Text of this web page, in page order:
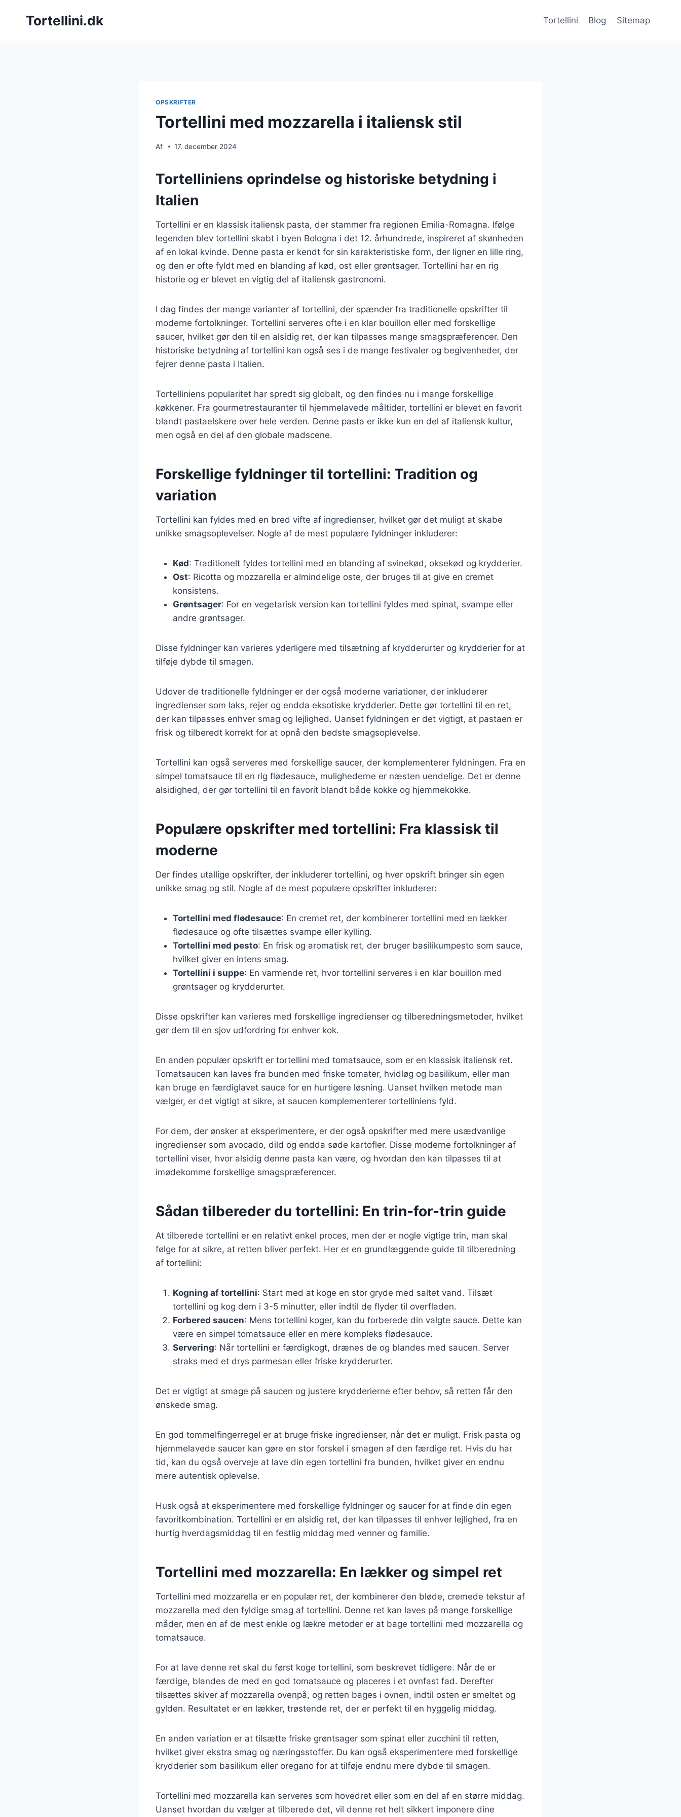
Tortellini.dk Tortellini Blog Sitemap
OPSKRIFTER
Tortellini med mozzarella i italiensk stil
Af 17. december 2024
Tortelliniens oprindelse og historiske betydning i
Italien
Tortellini er en klassisk italiensk pasta, der stammer fra regionen Emilia-Romagna. Ifølge
legenden blev tortellini skabt i byen Bologna i det 12. århundrede, inspireret af skønheden
af en lokal kvinde. Denne pasta er kendt for sin karakteristiske form, der ligner en lille ring,
og den er ofte fyldt med en blanding af kød, ost eller grøntsager. Tortellini har en rig
historie og er blevet en vigtig del af italiensk gastronomi.
I dag findes der mange varianter af tortellini, der spænder fra traditionelle opskrifter til
moderne fortolkninger. Tortellini serveres ofte i en klar bouillon eller med forskellige
saucer, hvilket gør den til en alsidig ret, der kan tilpasses mange smagspræferencer. Den
historiske betydning af tortellini kan også ses i de mange festivaler og begivenheder, der
fejrer denne pasta i Italien.
Tortelliniens popularitet har spredt sig globalt, og den findes nu i mange forskellige
køkkener. Fra gourmetrestauranter til hjemmelavede måltider, tortellini er blevet en favorit
blandt pastaelskere over hele verden. Denne pasta er ikke kun en del af italiensk kultur,
men også en del af den globale madscene.
Forskellige fyldninger til tortellini: Tradition og
variation
Tortellini kan fyldes med en bred vifte af ingredienser, hvilket gør det muligt at skabe
unikke smagsoplevelser. Nogle af de mest populære fyldninger inkluderer:
Kød: Traditionelt fyldes tortellini med en blanding af svinekød, oksekød og krydderier.
Ost: Ricotta og mozzarella er almindelige oste, der bruges til at give en cremet
konsistens.
Grøntsager: For en vegetarisk version kan tortellini fyldes med spinat, svampe eller
andre grøntsager.
Disse fyldninger kan varieres yderligere med tilsætning af krydderurter og krydderier for at
tilføje dybde til smagen.
Udover de traditionelle fyldninger er der også moderne variationer, der inkluderer
ingredienser som laks, rejer og endda eksotiske krydderier. Dette gør tortellini til en ret,
der kan tilpasses enhver smag og lejlighed. Uanset fyldningen er det vigtigt, at pastaen er
frisk og tilberedt korrekt for at opnå den bedste smagsoplevelse.
Tortellini kan også serveres med forskellige saucer, der komplementerer fyldningen. Fra en
simpel tomatsauce til en rig flødesauce, mulighederne er næsten uendelige. Det er denne
alsidighed, der gør tortellini til en favorit blandt både kokke og hjemmekokke.
Populære opskrifter med tortellini: Fra klassisk til
moderne
Der findes utallige opskrifter, der inkluderer tortellini, og hver opskrift bringer sin egen
unikke smag og stil. Nogle af de mest populære opskrifter inkluderer:
Tortellini med flødesauce: En cremet ret, der kombinerer tortellini med en lækker
flødesauce og ofte tilsættes svampe eller kylling.
Tortellini med pesto: En frisk og aromatisk ret, der bruger basilikumpesto som sauce,
hvilket giver en intens smag.
Tortellini i suppe: En varmende ret, hvor tortellini serveres i en klar bouillon med
grøntsager og krydderurter.
Disse opskrifter kan varieres med forskellige ingredienser og tilberedningsmetoder, hvilket
gør dem til en sjov udfordring for enhver kok.
En anden populær opskrift er tortellini med tomatsauce, som er en klassisk italiensk ret.
Tomatsaucen kan laves fra bunden med friske tomater, hvidløg og basilikum, eller man
kan bruge en færdiglavet sauce for en hurtigere løsning. Uanset hvilken metode man
vælger, er det vigtigt at sikre, at saucen komplementerer tortelliniens fyld.
For dem, der ønsker at eksperimentere, er der også opskrifter med mere usædvanlige
ingredienser som avocado, dild og endda søde kartofler. Disse moderne fortolkninger af
tortellini viser, hvor alsidig denne pasta kan være, og hvordan den kan tilpasses til at
imødekomme forskellige smagspræferencer.
Sådan tilbereder du tortellini: En trin-for-trin guide
At tilberede tortellini er en relativt enkel proces, men der er nogle vigtige trin, man skal
følge for at sikre, at retten bliver perfekt. Her er en grundlæggende guide til tilberedning
af tortellini:
Kogning af tortellini: Start med at koge en stor gryde med saltet vand. Tilsæt
tortellini og kog dem i 3-5 minutter, eller indtil de flyder til overfladen.
Forbered saucen: Mens tortellini koger, kan du forberede din valgte sauce. Dette kan
være en simpel tomatsauce eller en mere kompleks flødesauce.
Servering: Når tortellini er færdigkogt, drænes de og blandes med saucen. Server
straks med et drys parmesan eller friske krydderurter.
Det er vigtigt at smage på saucen og justere krydderierne efter behov, så retten får den
ønskede smag.
En god tommelfingerregel er at bruge friske ingredienser, når det er muligt. Frisk pasta og
hjemmelavede saucer kan gøre en stor forskel i smagen af den færdige ret. Hvis du har
tid, kan du også overveje at lave din egen tortellini fra bunden, hvilket giver en endnu
mere autentisk oplevelse.
Husk også at eksperimentere med forskellige fyldninger og saucer for at finde din egen
favoritkombination. Tortellini er en alsidig ret, der kan tilpasses til enhver lejlighed, fra en
hurtig hverdagsmiddag til en festlig middag med venner og familie.
Tortellini med mozzarella: En lækker og simpel ret
Tortellini med mozzarella er en populær ret, der kombinerer den bløde, cremede tekstur af
mozzarella med den fyldige smag af tortellini. Denne ret kan laves på mange forskellige
måder, men en af de mest enkle og lækre metoder er at bage tortellini med mozzarella og
tomatsauce.
For at lave denne ret skal du først koge tortellini, som beskrevet tidligere. Når de er
færdige, blandes de med en god tomatsauce og placeres i et ovnfast fad. Derefter
tilsættes skiver af mozzarella ovenpå, og retten bages i ovnen, indtil osten er smeltet og
gylden. Resultatet er en lækker, trøstende ret, der er perfekt til en hyggelig middag.
En anden variation er at tilsætte friske grøntsager som spinat eller zucchini til retten,
hvilket giver ekstra smag og næringsstoffer. Du kan også eksperimentere med forskellige
krydderier som basilikum eller oregano for at tilføje endnu mere dybde til smagen.
Tortellini med mozzarella kan serveres som hovedret eller som en del af en større middag.
Uanset hvordan du vælger at tilberede det, vil denne ret helt sikkert imponere dine